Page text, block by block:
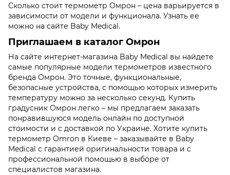
Сколько стоит термометр Омрон – цена варьируется в
зависимости от модели и функционала. Узнать ее
можно на сайте Baby Medical.
Приглашаем в каталог Омрон
На сайте интернет-магазина Baby Medical вы найдете
самые популярные модели термометров известного
бренда Омрон. Это точные, функциональные,
безопасные устройства, с помощью которых измерить
температуру можно за несколько секунд. Купить
градусник Омрон легко – мы предлагаем заказать
понравившуюся модель онлайн по доступной
стоимости и с доставкой по Украине. Хотите купить
термометр Omron в Киеве – заказывайте в Baby
Medical с гарантией оригинальности товара и с
профессиональной помощью в выборе от
специалистов магазина.